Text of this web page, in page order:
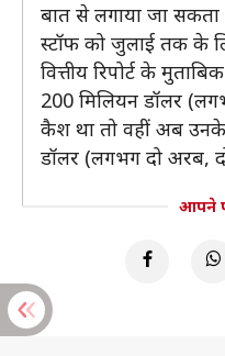
बात से लगाया जा सकता
स्टॉफ को जुलाई तक के
वित्तीय रिपोर्ट के
200 मिलियन डॉलर
कैश था तो वहीं अब
डॉलर (लगभग दो अरब,
आपने